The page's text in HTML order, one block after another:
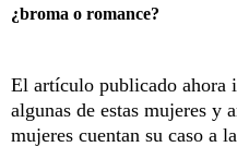
¿broma o romance?
El artículo publicado ahora
algunas de estas mujeres y
mujeres cuentan su caso a